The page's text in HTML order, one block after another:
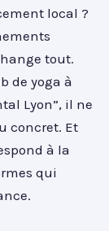
local ?
tout.
de yoga à
Lyon”, il ne
concret. Et
à la
qui